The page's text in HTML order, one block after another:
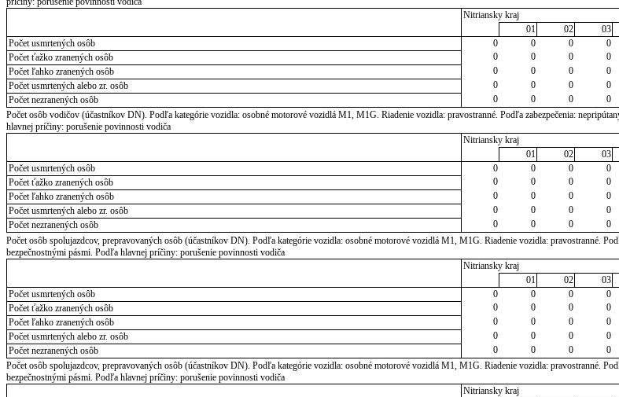
Nitriansky kraj
01
02 03
Počet usmrtených osôb
0 0 0 0
Počet ťažko zranených osôb
0 0 0 0
Počet ľahko zranených osôb
0 0 0 0
Počet usmrtených alebo zr. osôb
0 0 0 0
Počet nezranených osôb
0 0 0 0
Počet osôb vodičov (účastníkov DN). Podľa kategórie vozidla: osobné motorové vozidlá M1, M1G. Riadenie vozidla: pravostranné. Podľa zabezpečenia:
hlavnej príčiny: porušenie povinnosti vodiča
Nitriansky kraj
01
02 03
Počet usmrtených osôb
0 0 0 0
Počet ťažko zranených osôb
0 0 0 0
Počet ľahko zranených osôb
0 0 0 0
Počet usmrtených alebo zr. osôb
0 0 0 0
Počet nezranených osôb
0 0 0 0
Počet osôb spolujazdcov, prepravovaných osôb (účastníkov DN). Podľa kategórie vozidla: osobné motorové vozidlá M1, M1G. Riadenie vozidla: pravostranné.
bezpečnostnými pásmi. Podľa hlavnej príčiny: porušenie povinnosti vodiča
Nitriansky kraj
01
02 03
Počet usmrtených osôb
0 0 0 0
Počet ťažko zranených osôb
0 0 0 0
Počet ľahko zranených osôb
0 0 0 0
Počet usmrtených alebo zr. osôb
0 0 0 0
Počet nezranených osôb
0 0 0 0
Počet osôb spolujazdcov, prepravovaných osôb (účastníkov DN). Podľa kategórie vozidla: osobné motorové vozidlá M1, M1G. Riadenie vozidla: pravostranné.
bezpečnostnými pásmi. Podľa hlavnej príčiny: porušenie povinnosti vodiča
Nitriansky kraj